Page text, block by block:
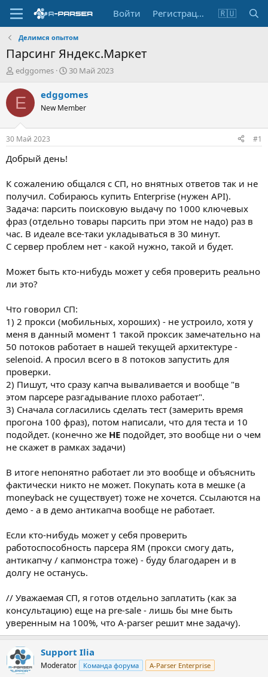
Войти Регистрация 🇷🇺
Делимся опытом
Парсинг Яндекс.Маркет
А
т
о
т
е
м
ы
edggomes
Д
т
н
а
30 Май 2023
E edggomes
New Member
30 Май 2023 #1
Добрый день!
К сожалению общался с СП, но внятных ответов так и не
получил. Собираюсь купить Enterprise (нужен API).
Задача: парсить поисковую выдачу по 1000 ключевых
фраз (отдельно товары парсить при этом не надо) раз в
час. В идеале все-таки укладываться в 30 минут.
С сервер проблем нет - какой нужно, такой и будет.
Может быть кто-нибудь может у себя проверить реально
ли это?
Что говорил СП:
1) 2 прокси (мобильных, хороших) - не устроило, хотя у
меня в данный момент 1 такой проксик замечательно на
50 потоков работает в нашей текущей архитектуре -
selenoid. А просил всего в 8 потоков запустить для
проверки.
2) Пишут, что сразу капча вываливается и вообще "в
этом парсере разгадывание плохо работает".
3) Сначала согласились сделать тест (замерить время
прогона 100 фраз), потом написали, что для теста и 10
подойдет. (конечно же НЕ подойдет, это вообще ни о чем
не скажет в рамках задачи)
В итоге непонятно работает ли это вообще и объяснить
фактически никто не может. Покупать кота в мешке (а
moneyback не существует) тоже не хочется. Ссылаются на
демо - а в демо антикапча вообще не работает.
Если кто-нибудь может у себя проверить
работоспособность парсера ЯМ (прокси смогу дать,
антикапчу / капмонстра тоже) - буду благодарен и в
долгу не останусь.
// Уважаемая СП, я готов отдельно заплатить (как за
консультацию) еще на pre-sale - лишь бы мне быть
уверенным на 100%, что A-parser решит мне задачу).
Support Ilia
Moderator Команда форума A-Parser Enterprise